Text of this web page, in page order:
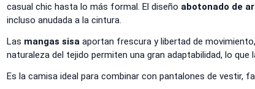
casual chic hasta lo más formal. El diseño abotonado de
incluso anudada a la cintura.
Las mangas sisa aportan frescura y libertad de
naturaleza del tejido permiten una gran adaptabilidad, lo
Es la camisa ideal para combinar con pantalones de vestir,